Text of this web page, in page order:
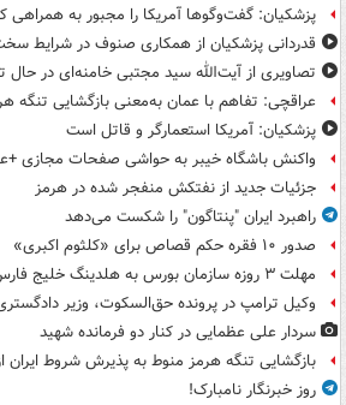
پزشکیان: گفت‌وگوها آمریکا را مجبور به همراهی
قدردانی پزشکیان از همکاری صنوف در شرایط
تصاویری از آیت‌الله سید مجتبی خامنه‌ای در حال
عراقچی: تفاهم با عمان به‌معنی بازگشایی تنگه
پزشکیان: آمریکا استعمارگر و قاتل است
واکنش باشگاه خیبر به حواشی صفحات مجازی
جزئیات جدید از نفتکش منفجر شده در هرمز
راهبرد ایران "پنتاگون" را شکست می‌دهد
صدور ۱۰ فقره حکم قصاص برای «کلثوم اکبری»
مهلت ۳ روزه سازمان بورس به هلدینگ خلیج فارس
وکیل ترامپ در پرونده حق‌السکوت، وزیر
سردار علی عظمایی در کنار دو فرمانده شهید
بازگشایی تنگه هرمز منوط به پذیرش شروط
روز خبرنگار نامبارک!